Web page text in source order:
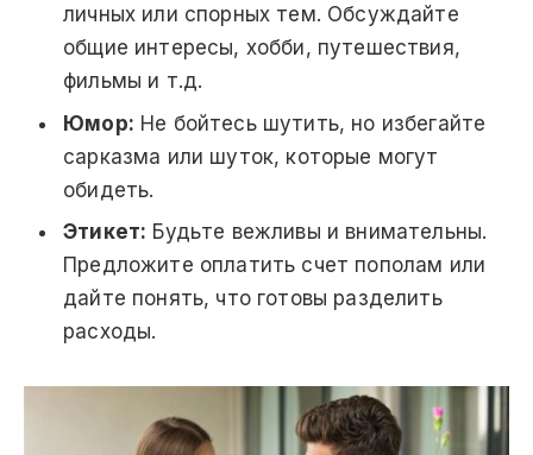
личных или спорных тем. Обсуждайте
общие интересы, хобби, путешествия,
фильмы и т.д.
Юмор: Не бойтесь шутить, но избегайте
сарказма или шуток, которые могут
обидеть.
Этикет: Будьте вежливы и внимательны.
Предложите оплатить счет пополам или
дайте понять, что готовы разделить
расходы.